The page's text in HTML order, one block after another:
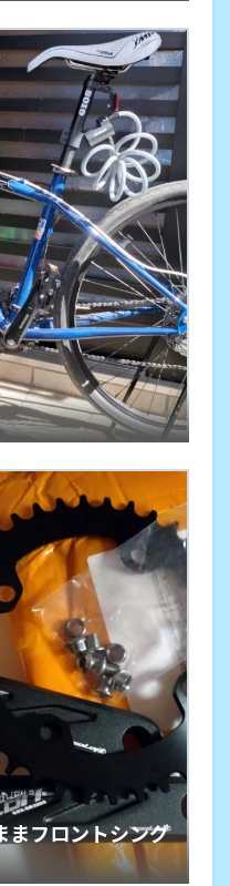
まフロントシング